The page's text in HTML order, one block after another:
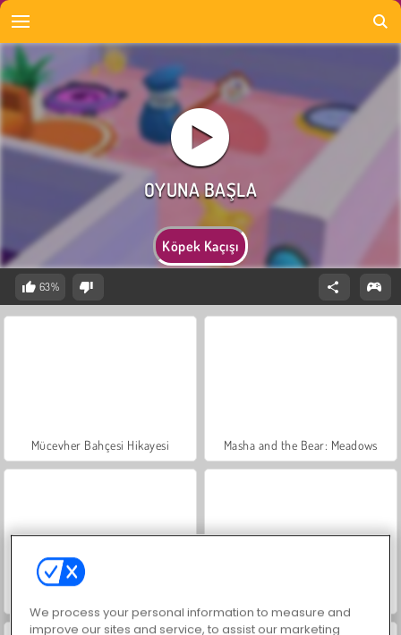
Köpek Kaçışı
63%
Mücevher Bahçesi Hikayesi Masha and the Bear: Meadows
We process your personal information to measure and
improve our sites and service, to assist our marketing